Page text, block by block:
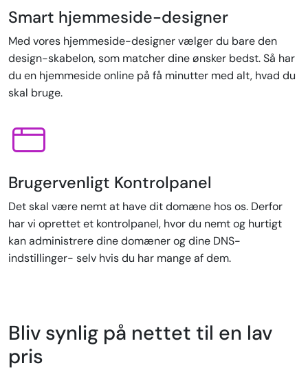
Smart hjemmeside-designer
Med vores hjemmeside-designer vælger du bare den
design-skabelon, som matcher dine ønsker bedst. Så har
du en hjemmeside online på få minutter med alt, hvad du
skal bruge.
Brugervenligt Kontrolpanel
Det skal være nemt at have dit domæne hos os. Derfor
har vi oprettet et kontrolpanel, hvor du nemt og hurtigt
kan administrere dine domæner og dine DNS-
indstillinger- selv hvis du har mange af dem.
Bliv synlig på nettet til en lav
pris